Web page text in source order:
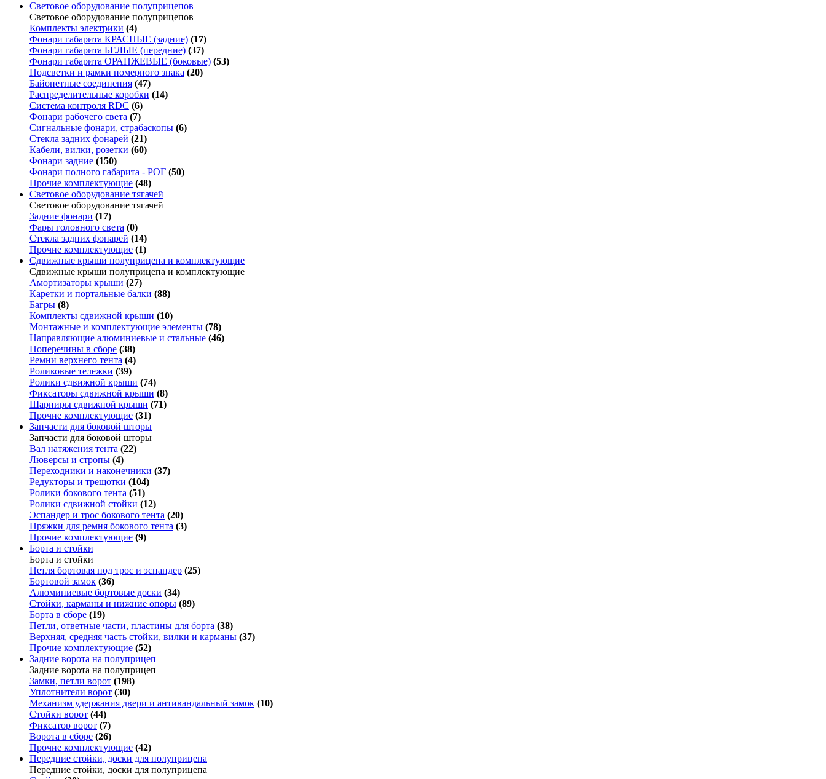
Световое оборудование полуприцепов
Световое оборудование полуприцепов
Комплекты электрики (4)
Фонари габарита КРАСНЫЕ (задние) (17)
Фонари габарита БЕЛЫЕ (передние) (37)
Фонари габарита ОРАНЖЕВЫЕ (боковые) (53)
Подсветки и рамки номерного знака (20)
Байонетные соединения (47)
Распределительные коробки (14)
Система контроля RDC (6)
Фонари рабочего света (7)
Сигнальные фонари, страбаскопы (6)
Стекла задних фонарей (21)
Кабели, вилки, розетки (60)
Фонари задние (150)
Фонари полного габарита - РОГ (50)
Прочие комплектующие (48)
Световое оборудование тягачей
Световое оборудование тягачей
Задние фонари (17)
Фары головного света (0)
Стекла задних фонарей (14)
Прочие комплектующие (1)
Сдвижные крыши полуприцепа и комплектующие
Сдвижные крыши полуприцепа и комплектующие
Амортизаторы крыши (27)
Каретки и портальные балки (88)
Багры (8)
Комплекты сдвижной крыши (10)
Монтажные и комплектующие элементы (78)
Направляющие алюминиевые и стальные (46)
Поперечины в сборе (38)
Ремни верхнего тента (4)
Роликовые тележки (39)
Ролики сдвижной крыши (74)
Фиксаторы сдвижной крыши (8)
Шарниры сдвижной крыши (71)
Прочие комплектующие (31)
Запчасти для боковой шторы
Запчасти для боковой шторы
Вал натяжения тента (22)
Люверсы и стропы (4)
Переходники и наконечники (37)
Редукторы и трещотки (104)
Ролики бокового тента (51)
Ролики сдвижной стойки (12)
Эспандер и трос бокового тента (20)
Пряжки для ремня бокового тента (3)
Прочие комплектующие (9)
Борта и стойки
Борта и стойки
Петля бортовая под трос и эспандер (25)
Бортовой замок (36)
Алюминиевые бортовые доски (34)
Стойки, карманы и нижние опоры (89)
Борта в сборе (19)
Петли, ответные части, пластины для борта (38)
Верхняя, средняя часть стойки, вилки и карманы (37)
Прочие комплектующие (52)
Задние ворота на полуприцеп
Задние ворота на полуприцеп
Замки, петли ворот (198)
Уплотнители ворот (30)
Механизм удержания двери и антивандальный замок (10)
Стойки ворот (44)
Фиксатор ворот (7)
Ворота в сборе (26)
Прочие комплектующие (42)
Передние стойки, доски для полуприцепа
Передние стойки, доски для полуприцепа